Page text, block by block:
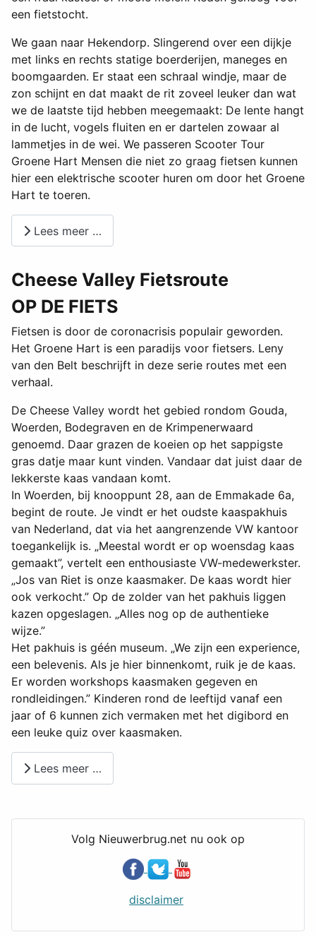
een fietstocht.
We gaan naar Hekendorp. Slingerend over een dijkje
met links en rechts statige boerderijen, maneges en
boomgaarden. Er staat een schraal windje, maar de
zon schijnt en dat maakt de rit zoveel leuker dan wat
we de laatste tijd hebben meegemaakt: De lente hangt
in de lucht, vogels fluiten en er dartelen zowaar al
lammetjes in de wei. We passeren Scooter Tour
Groene Hart Mensen die niet zo graag fietsen kunnen
hier een elektrische scooter huren om door het Groene
Hart te toeren.
Lees meer …
Cheese Valley Fietsroute
OP DE FIETS
Fietsen is door de coronacrisis populair geworden.
Het Groene Hart is een paradijs voor fietsers. Leny
van den Belt beschrijft in deze serie routes met een
verhaal.
De Cheese Valley wordt het gebied rondom Gouda,
Woerden, Bodegraven en de Krimpenerwaard
genoemd. Daar grazen de koeien op het sappigste
gras datje maar kunt vinden. Vandaar dat juist daar de
lekkerste kaas vandaan komt.
In Woerden, bij knooppunt 28, aan de Emmakade 6a,
begint de route. Je vindt er het oudste kaaspakhuis
van Nederland, dat via het aangrenzende VW kantoor
toegankelijk is. „Meestal wordt er op woensdag kaas
gemaakt”, vertelt een enthousiaste VW-medewerkster.
„Jos van Riet is onze kaasmaker. De kaas wordt hier
ook verkocht.” Op de zolder van het pakhuis liggen
kazen opgeslagen. „Alles nog op de authentieke
wijze.”
Het pakhuis is géén museum. „We zijn een experience,
een belevenis. Als je hier binnenkomt, ruik je de kaas.
Er worden workshops kaasmaken gegeven en
rondleidingen.” Kinderen rond de leeftijd vanaf een
jaar of 6 kunnen zich vermaken met het digibord en
een leuke quiz over kaasmaken.
Lees meer …
Volg Nieuwerbrug.net nu ook op
disclaimer